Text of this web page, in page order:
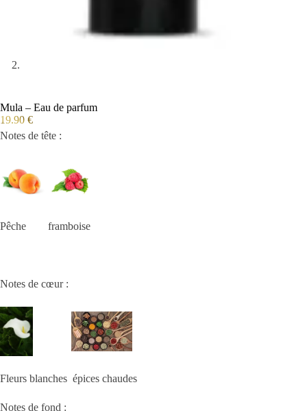
Mula – Eau de parfum
19.90 €
Notes de tête :
Pêche framboise
Notes de cœur :
Fleurs blanches épices chaudes
Notes de fond :